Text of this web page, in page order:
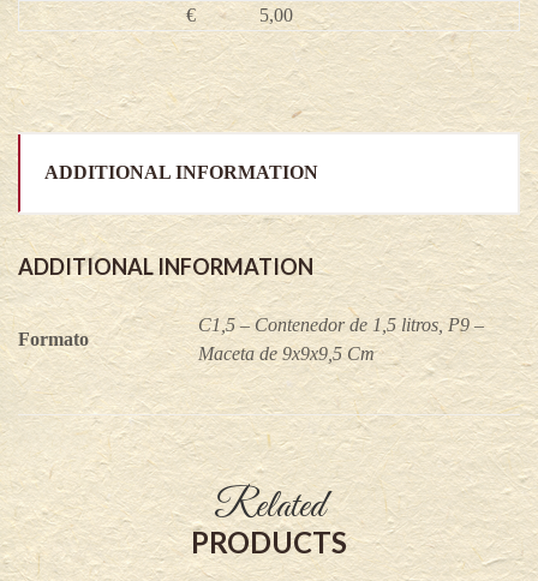
quantity
€ 5,00
ADDITIONAL INFORMATION
ADDITIONAL INFORMATION
Formato
C1,5 – Contenedor de 1,5 litros, P9 –
Maceta de 9x9x9,5 Cm
Related
PRODUCTS